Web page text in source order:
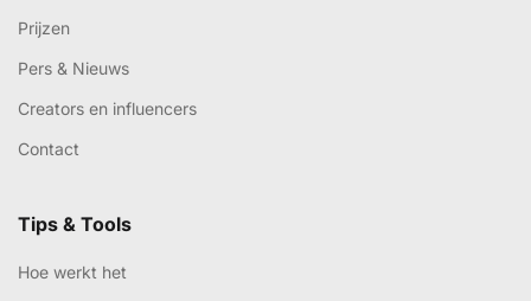
Prijzen
Pers & Nieuws
Creators en influencers
Contact
Tips & Tools
Hoe werkt het